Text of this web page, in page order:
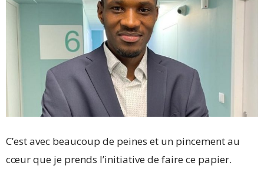
C’est avec beaucoup de peines et un pincement au
cœur que je prends l’initiative de faire ce papier.